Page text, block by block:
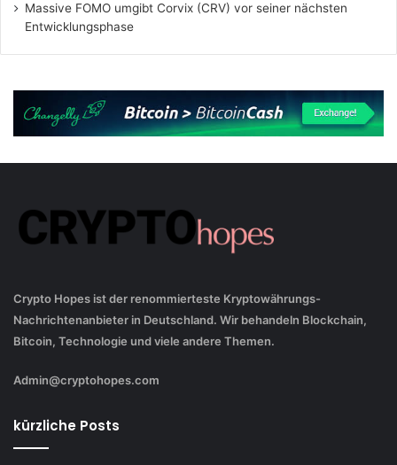
Massive FOMO umgibt Corvix (CRV) vor seiner nächsten
Entwicklungsphase
Crypto Hopes ist der renommierteste Kryptowährungs-
Nachrichtenanbieter in Deutschland. Wir behandeln Blockchain,
Bitcoin, Technologie und viele andere Themen.
Admin@cryptohopes.com
kürzliche Posts